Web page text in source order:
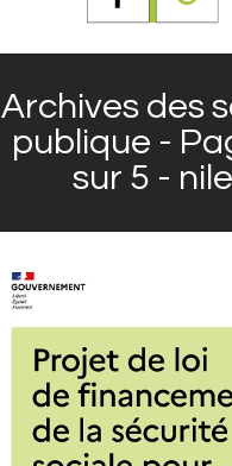
Archives des
publique -
sur 5 - nile